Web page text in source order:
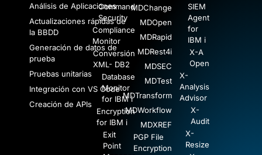
Análisis de Aplicaciones
Actualizaciones rápidas de
la BBDD
Generación de datos de
prueba
Pruebas unitarias
Integración con VS Code
Creación de APIs
Command
Security
Compliance
Monitor
Conversión
XML- DB2
Database
Monitor
for IBM i
Encryption
for IBM i
Exit
Point
MDChange
MDOpen
MDRapid
MDRest4i
MDSEC
MDTest
MDTransform
MDWorkflow
MDXREF
PGP File
Encryption
SIEM
Agent
for
IBM i
X-A
Open
X-
Analysis
Advisor
X-
Audit
X-
Resize